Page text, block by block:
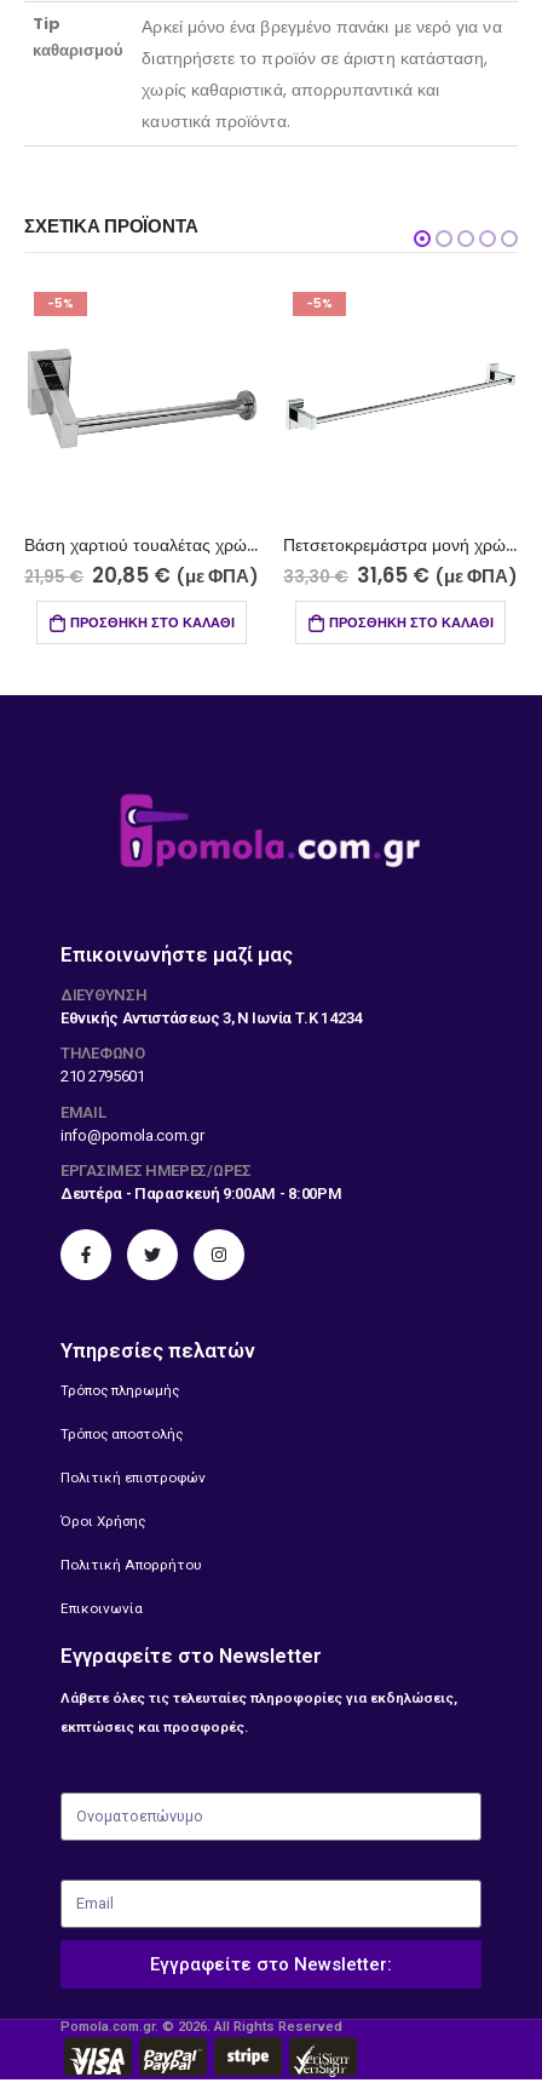
Tip
καθαρισμού
Αρκεί μόνο ένα βρεγμένο πανάκι με νερό για να
διατηρήσετε το προϊόν σε άριστη κατάσταση,
χωρίς καθαριστικά, απορρυπαντικά και
καυστικά προϊόντα.
ΣΧΕΤΙΚΆ ΠΡΟΪΌΝΤΑ
-5%
Βάση χαρτιού τουαλέτας χρώμιο 9900-5/2Z
21,95€ 20,85 € (με ΦΠΑ)
ΠΡΟΣΘΉΚΗ ΣΤΟ ΚΑΛΆΘΙ
-5%
Πετσετοκρεμάστρα μονή χρώμιο 9900-5/4Z
33,30€ 31,65 € (με ΦΠΑ)
ΠΡΟΣΘΉΚΗ ΣΤΟ ΚΑΛΆΘΙ
Επικοινωνήστε μαζί μας
ΔΙΕΎΘΥΝΣΗ
Εθνικής Αντιστάσεως 3, Ν Ιωνία Τ.Κ 14234
ΤΗΛΕΦΩΝΟ
210 2795601
EMAIL
info@pomola.com.gr
ΕΡΓΆΣΙΜΕΣ ΗΜΈΡΕΣ/ΏΡΕΣ
Δευτέρα - Παρασκευή 9:00AM - 8:00PM
Υπηρεσίες πελατών
Τρόπος πληρωμής
Τρόπος αποστολής
Πολιτική επιστροφών
Όροι Χρήσης
Πολιτική Απορρήτου
Επικοινωνία
Εγγραφείτε στο Newsletter
Λάβετε όλες τις τελευταίες πληροφορίες για εκδηλώσεις,
εκπτώσεις και προσφορές.
Εγγραφείτε στο Newsletter:
Pomola.com.gr. © 2026. All Rights Reserved